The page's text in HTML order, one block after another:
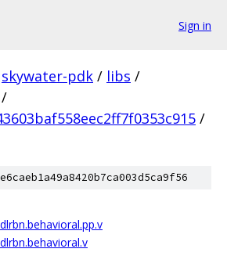
Sign in
skywater-pdk / libs /
/
/